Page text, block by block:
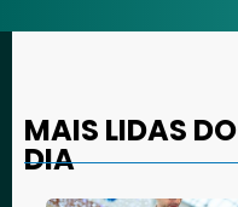
MAIS LIDAS DO
DIA